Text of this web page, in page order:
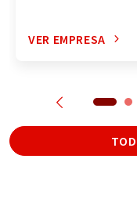
VER EMPRESA